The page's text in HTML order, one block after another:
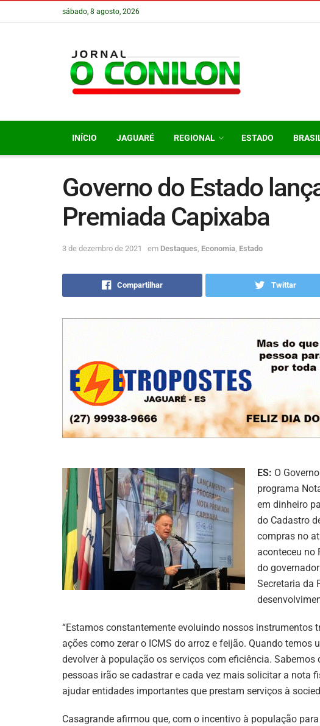
sábado, 8 agosto, 2026
INÍCIO JAGUARÉ REGIONAL ESTADO
Governo do Estado
Premiada Capixaba
3 de dezembro de 2021 em Destaques Economia Estado
Compartilhar Twittar
ES: O
programa
em dinheiro
do Cadastro
compras no
aconteceu no
do
Secretaria da
“Estamos constantemente evoluindo nossos instrumentos
ações como zerar o ICMS do arroz e feijão. Quando
devolver à população os serviços com eficiência. Sabemos
pessoas irão se cadastrar e cada vez mais solicitar a nota
ajudar entidades importantes que prestam serviços à
Casagrande afirmou que, com o incentivo à população